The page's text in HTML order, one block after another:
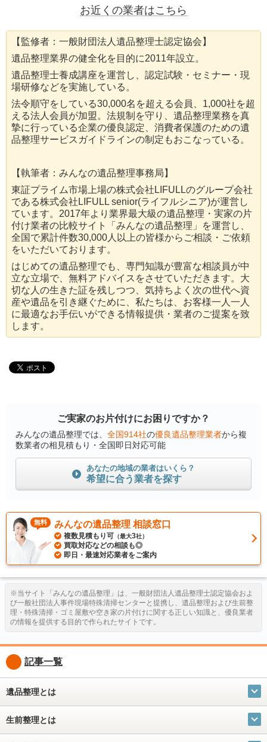
お近くの業者はこちら
【監修者：一般財団法人遺品整理士認定協会】
遺品整理業界の健全化を目的に2011年設立。
遺品整理士養成講座を運営し、認定試験・セミナー・現
場研修などを実施している。
法令順守をしている30,000名を超える会員、1,000社を超
える法人会員が加盟。法規制を守り、遺品整理業務を真
摯に行っている企業の優良認定、消費者保護のための遺
品整理サービスガイドラインの制定もおこなっている。
【執筆者：みんなの遺品整理事務局】
東証プライム市場上場の株式会社LIFULLのグループ会社
である株式会社LIFULL senior(ライフルシニア)が運営し
ています。2017年より業界最大級の遺品整理・実家の片
付け業者の比較サイト「みんなの遺品整理」を運営し、
全国で累計件数30,000人以上の皆様からご相談・ご依頼
をいただいております。
はじめての遺品整理でも、専門知識が豊富な相談員が中
立な立場で、無料アドバイスをさせていただきます。大
切な人の生きた証を残しつつ、気持ちよく次の世代へ資
産や遺品を引き継ぐために、私たちは、お客様一人一人
に最適なお手伝いができる情報提供・業者のご提案を致
します。
ご実家のお片付けにお困りですか？
みんなの遺品整理では、 全国914社の優良遺品整理業者から複
数業者の相見積もり・全国即日対応可能
あなたの地域の業者はいくら？
希望に合う業者を探す
無料 みんなの遺品整理 相談窓口
複数見積もり可 （最大3社）
買取対応などの相談も◎
即日・最速対応業者をご案内
※当サイト「みんなの遺品整理」は、一般財団法人遺品整理士認定協会およ
び一般社団法人事件現場特殊清掃センターと提携し、遺品整理および生前整
理・特殊清掃・ゴミ屋敷や空き家の片付けに関する正しい知識と、優良業者
の情報を提供する目的で作られたサイトです。
記事一覧
遺品整理とは
生前整理とは